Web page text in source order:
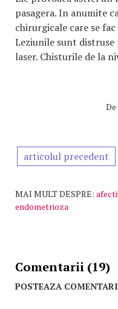
pasagera. In anumite
chirurgicale care se
Leziunile sunt
laser. Chisturile de la
De
articolul precedent
MAI MULT DESPRE:
endometrioza
Comentarii (19)
POSTEAZA